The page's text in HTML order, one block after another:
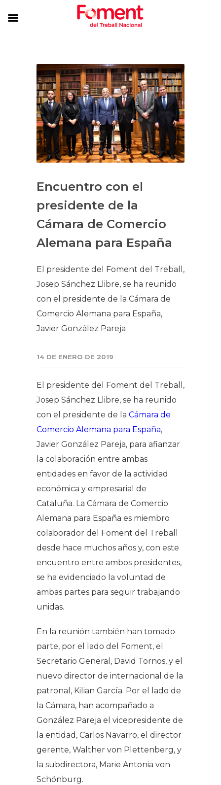
Encuentro con el
presidente de la
Cámara de Comercio
Alemana para España
El presidente del Foment del Treball,
Josep Sánchez Llibre, se ha reunido
con el presidente de la Cámara de
Comercio Alemana para España,
Javier González Pareja
14 DE ENERO DE 2019
El presidente del Foment del Treball,
Josep Sánchez Llibre, se ha reunido
con el presidente de la Cámara de
Comercio Alemana para España,
Javier González Pareja, para afianzar
la colaboración entre ambas
entidades en favor de la actividad
económica y empresarial de
Cataluña. La Cámara de Comercio
Alemana para España es miembro
colaborador del Foment del Treball
desde hace muchos años y, con este
encuentro entre ambos presidentes,
se ha evidenciado la voluntad de
ambas partes para seguir trabajando
unidas.
En la reunión también han tomado
parte, por el lado del Foment, el
Secretario General, David Tornos, y el
nuevo director de internacional de la
patronal, Kilian García. Por el lado de
la Cámara, han acompañado a
González Pareja el vicepresidente de
la entidad, Carlos Navarro, el director
gerente, Walther von Plettenberg, y
la subdirectora, Marie Antonia von
Schönburg.